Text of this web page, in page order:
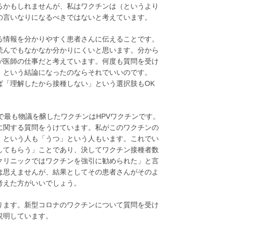
もしれませんが、私はワクチンは（というより
いなりになるべきではないと考えています。
報を分かりやすく患者さんに伝えることです。
でもなかなか分かりにくいと思います。分から
師の仕事だと考えています。何度も質問を受け
いう結論になったのならそれでいいのです。
「理解したから接種しない」という選択肢もOK
も物議を醸したワクチンはHPVワクチンです。
する質問をうけています。私がこのワクチンの
いう人も「うつ」という人もいます。これでい
もらう」ことであり、決してワクチン接種者数
ニックではワクチンを強引に勧められた」と言
えませんが、結果としてその患者さんがそのよ
た方がいいでしょう。
す。新型コロナのワクチンについて質問を受け
しています。